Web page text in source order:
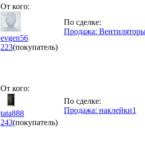
От кого:
evgen56
223(покупатель)
По сделке:
Продажа:
От кого:
tata888
243(покупатель)
По сделке:
Продажа: наклейки1